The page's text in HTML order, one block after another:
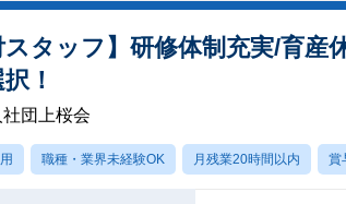
スタッフ】研修体制充実/育
！
団上桜会
職種・業界未経験OK 月残業20時間以内 賞